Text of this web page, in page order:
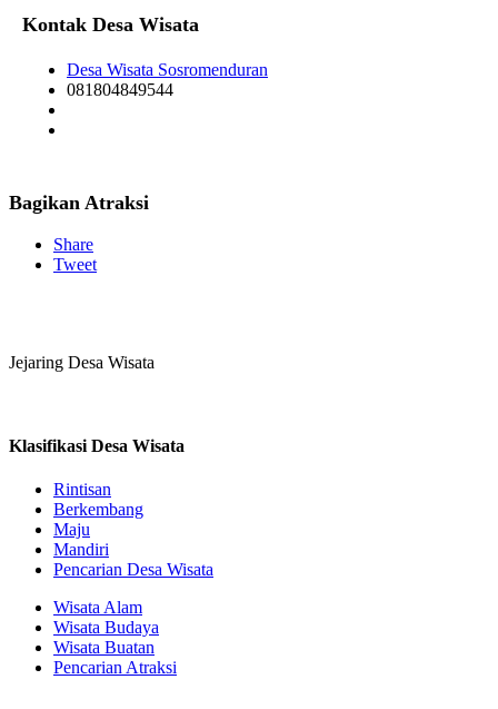
Kontak Desa Wisata
Desa Wisata Sosromenduran
081804849544
Bagikan Atraksi
Share
Tweet
Jejaring Desa Wisata
Klasifikasi Desa Wisata
Rintisan
Berkembang
Maju
Mandiri
Pencarian Desa Wisata
Wisata Alam
Wisata Budaya
Wisata Buatan
Pencarian Atraksi